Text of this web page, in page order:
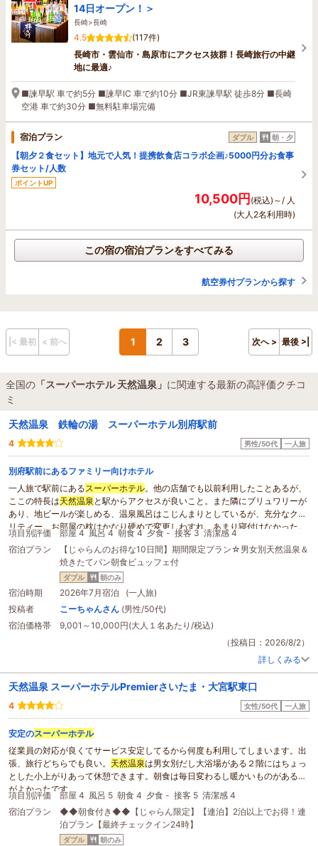
14日オープン！＞
長崎>長崎
4.5
(117件)
長崎市・雲仙市・島原市にアクセス抜群！長崎旅行の中継
地に最適♪
■諫早駅 車で約5分 ■諫早IC 車で約10分 ■JR東諫早駅 徒歩8分 ■長崎
空港 車で約30分 ■無料駐車場完備
宿泊プラン ダブル 朝・夕
【朝夕２食セット】地元で人気！提携飲食店コラボ企画♪5000円分お食事
券セット/人数
ポイントUP
10,500円(税込)～/ 人
(大人2名利用時)
この宿の宿泊プランをすべてみる
航空券付プランから探す
|< 最初 < 前へ 1 2 3 次へ > 最後 >|
全国の 「スーパーホテル 天然温泉」 に関連する最新の高評価クチコ
ミ
天然温泉 鉄輪の湯 スーパーホテル別府駅前
4 男性/50代 一人旅
別府駅前にあるファミリー向けホテル
一人旅で駅前にある スーパーホテル。他の店舗でも以前利用したことあるが、
ここの特長は天然温泉 と駅からアクセスが良いこと。また隣にブリュワリーが
あり、地ビールが楽しめる、温泉風呂はこじんまりとしているが、充分なクオ
リティー。お部屋の枕はかなり硬めで変更しわすれ、あまり寝付けなかった。
朝食は家族連れでごった返してたが、カウンターに座れた。大分ローカル料理
も少しあり、それなりに楽しめる。朝カレーは中々の美味でした。
項目別評価 部屋 4 風呂 4 朝食 4 夕食 - 接客 3 清潔感 4
宿泊プラン
【じゃらんのお得な10日間】期間限定プラン☆男女別天然温泉＆
焼きたてパン朝食ビュッフェ付
ダブル 朝のみ
宿泊時期
2026年7月宿泊 (一人旅)
投稿者
こーちゃんさん (男性/50代)
宿泊価格帯
9,001～10,000円(大人１名あたり/税込)
（投稿日：2026/8/2）
詳しくみる
天然温泉 スーパーホテルPremierさいたま・大宮駅東口
4 女性/50代 一人旅
安定のスーパーホテル
従業員の対応が良くてサービス安定してるから何度も利用してしまいます。出
張、旅行どちらでも良い。 天然温泉は男女別だし大浴場がある２階にはちょっ
とした小上がりあって休憩できます。朝食は毎日変わるし暖かいものがあるの
がよかったです。
項目別評価 部屋 4 風呂 5 朝食 4 夕食 - 接客 5 清潔感 4
宿泊プラン
◆◆朝食付き◆◆【じゃらん限定】【連泊】2泊以上でお得！連
泊プラン【最終チェックイン24時】
ダブル 朝のみ